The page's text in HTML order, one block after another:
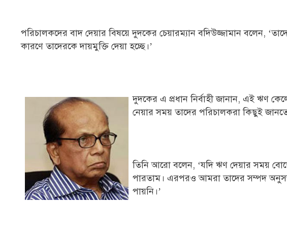
পরিচালকদের বাদ দেয়ার বিষয়ে দুদকের চেয়ারম্যান বদিউজ্জামান বলেন,
কারণে তাদেরকে দায়মুক্তি দেয়া হচ্ছে।’
দুদকের এ প্রধান নির্বাহী জানান, এই ঋণ
নেয়ার সময় তাদের পরিচালকরা কিছুই
তিনি আরো বলেন, ‘যদি ঋণ দেয়ার সময়
পারতাম। এরপরও আমরা তাদের সম্পদ
পায়নি।’